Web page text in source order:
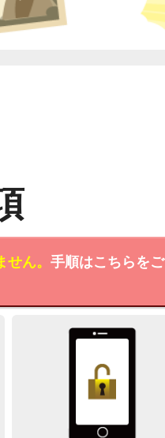
ん。 手順はこちらをご